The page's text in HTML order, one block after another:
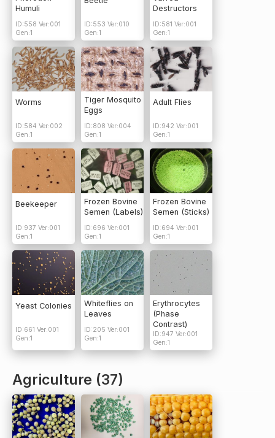
Humuli
ID:558 Ver:001
Gen:1
ID:553 Ver:010
Gen:1
Destructors
ID:581 Ver:001
Gen:1
Worms
ID:584 Ver:002
Gen:1
Tiger Mosquito
Eggs
ID:808 Ver:004
Gen:1
Adult Flies
ID:942 Ver:001
Gen:1
Beekeeper
ID:937 Ver:001
Gen:1
Frozen Bovine
Semen (Labels)
ID:696 Ver:001
Gen:1
Frozen Bovine
Semen (Sticks)
ID:694 Ver:001
Gen:1
Yeast Colonies
ID:661 Ver:001
Gen:1
Whiteflies on
Leaves
ID:205 Ver:001
Gen:1
Erythrocytes
(Phase
Contrast)
ID:947 Ver:001
Gen:1
Agriculture (37)